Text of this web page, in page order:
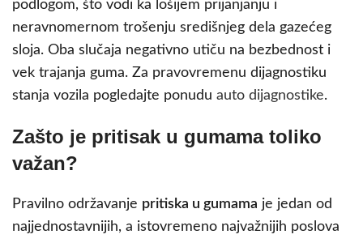
podlogom, što vodi ka lošijem prijanjanju i
neravnomernom trošenju središnjeg dela gazećeg
sloja. Oba slučaja negativno utiču na bezbednost i
vek trajanja guma. Za pravovremenu dijagnostiku
stanja vozila pogledajte ponudu auto dijagnostike.
Zašto je pritisak u gumama toliko
važan?
Pravilno održavanje pritiska u gumama je jedan od
najjednostavnijih, a istovremeno najvažnijih poslova